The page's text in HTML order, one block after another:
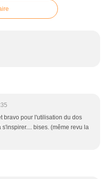
bravo pour l'utilisation du dos
bises. (même revu la